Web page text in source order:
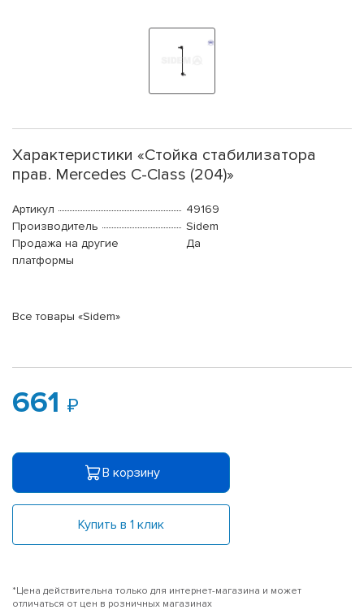
Характеристики «Стойка стабилизатора
прав. Mercedes C-Class (204)»
Артикул
49169
Производитель
Sidem
Продажа на другие
платформы
Да
Все товары «Sidem»
661
В корзину
Купить в 1 клик
*Цена действительна только для интернет-магазина и может
отличаться от цен в розничных магазинах